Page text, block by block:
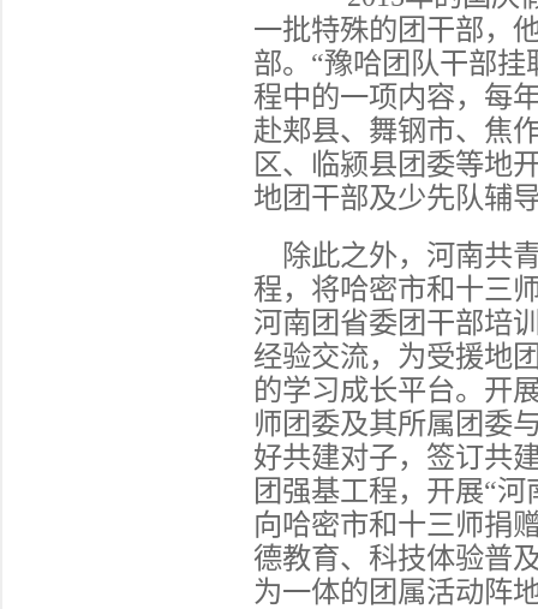
一批特殊的团干部，
部。“豫哈团队干部
程中的一项内容，每
赴郏县、舞钢市、焦
区、临颍县团委等地
地团干部及少先队辅
除此之外，河南共
程，将哈密市和十三
河南团省委团干部培
经验交流，为受援地
的学习成长平台。开
师团委及其所属团委
好共建对子，签订共
团强基工程，开展“河
向哈密市和十三师捐
德教育、科技体验普
为一体的团属活动阵